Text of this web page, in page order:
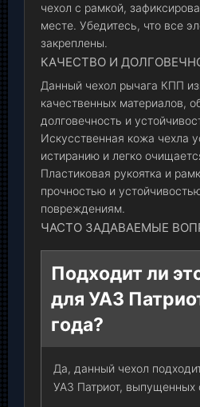
чехол с рамкой,
месте. Убедитесь, что все
закреплены.
КАЧЕСТВО И
Данный чехол рычага КПП
качественных материалов,
долговечность и
Искусственная кожа чехла
истиранию и легко
Пластиковая рукоятка и
прочностью и
повреждениям.
ЧАСТО ЗАДАВАЕМЫЕ
Подходит ли
для УАЗ
года?
Да, данный чехол
УАЗ Патриот, выпущенных